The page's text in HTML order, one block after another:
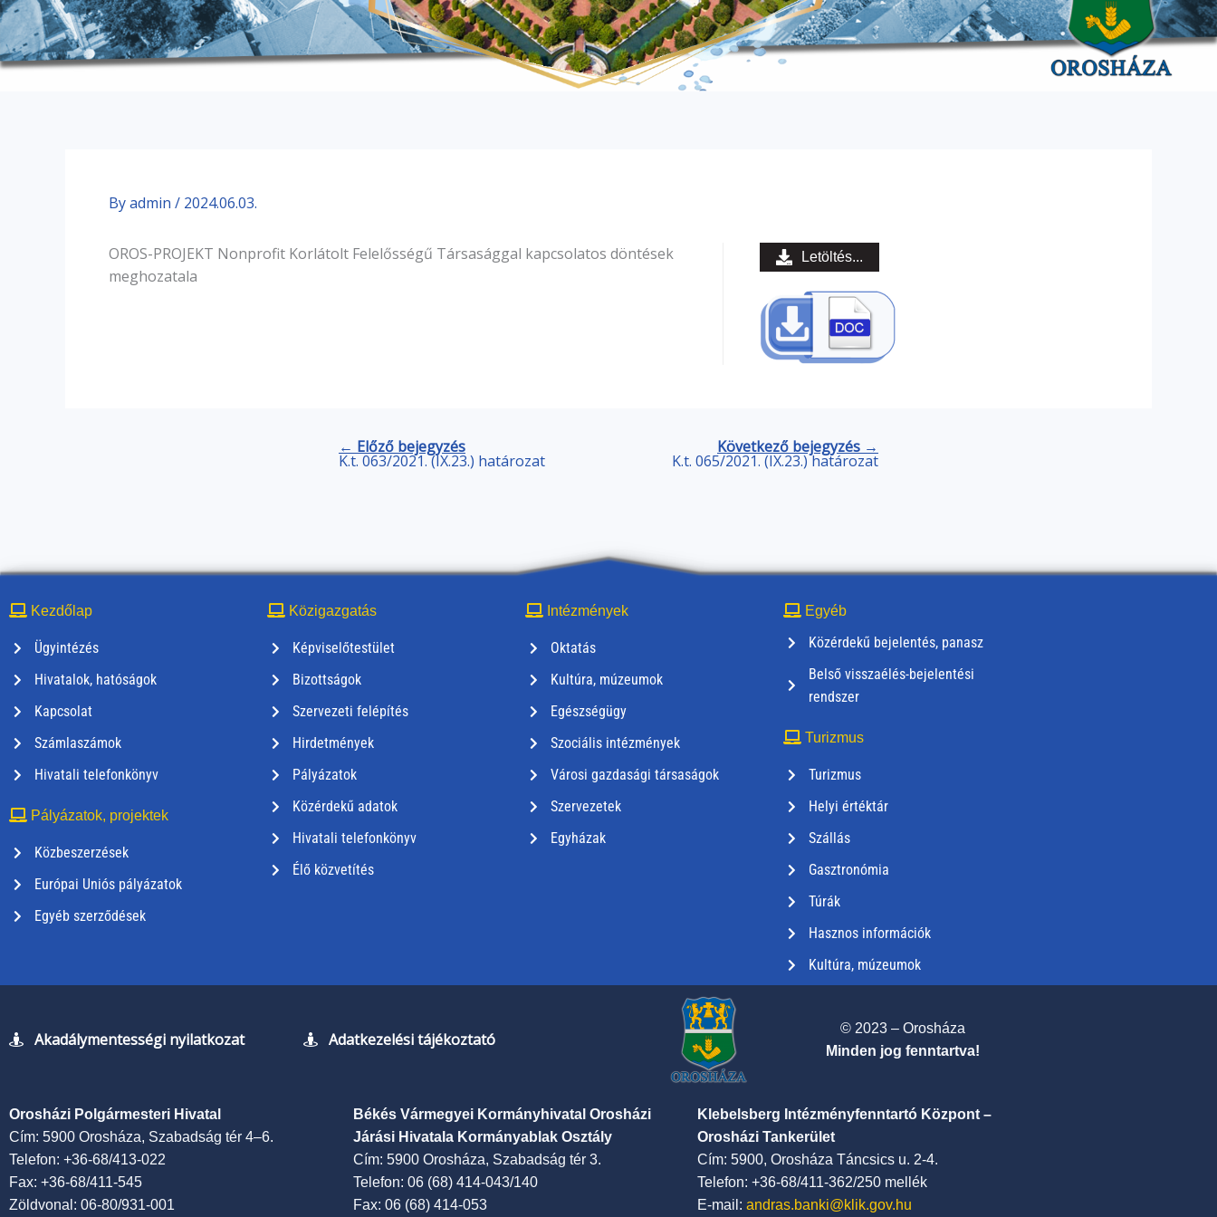
Byadmin / 2024.06.03.
OROS-PROJEKT Nonprofit Korlátolt Felelősségű Társasággal kapcsolatos döntések
meghozatala
Letöltés...
← Előző bejegyzés
K.t. 063/2021. (IX.23.) határozat
Következő bejegyzés →
K.t. 065/2021. (IX.23.) határozat
Kezdőlap
Ügyintézés
Hivatalok, hatóságok
Kapcsolat
Számlaszámok
Hivatali telefonkönyv
Pályázatok, projektek
Közbeszerzések
Európai Uniós pályázatok
Egyéb szerződések
Közigazgatás
Képviselőtestület
Bizottságok
Szervezeti felépítés
Hirdetmények
Pályázatok
Közérdekű adatok
Hivatali telefonkönyv
Élő közvetítés
Intézmények
Oktatás
Kultúra, múzeumok
Egészségügy
Szociális intézmények
Városi gazdasági társaságok
Szervezetek
Egyházak
Egyéb
Közérdekű bejelentés, panasz
Belső visszaélés-bejelentési
rendszer
Turizmus
Turizmus
Helyi értéktár
Szállás
Gasztronómia
Túrák
Hasznos információk
Kultúra, múzeumok
Akadálymentességi nyilatkozat Adatkezelési tájékoztató
© 2023 – Orosháza
Minden jog fenntartva!
Orosházi Polgármesteri Hivatal
Cím: 5900 Orosháza, Szabadság tér 4–6.
Telefon: +36-68/413-022
Fax: +36-68/411-545
Zöldvonal: 06-80/931-001
Békés Vármegyei Kormányhivatal Orosházi
Járási Hivatala Kormányablak Osztály
Cím: 5900 Orosháza, Szabadság tér 3.
Telefon: 06 (68) 414-043/140
Fax: 06 (68) 414-053
Klebelsberg Intézményfenntartó Központ –
Orosházi Tankerület
Cím: 5900, Orosháza Táncsics u. 2-4.
Telefon: +36-68/411-362/250 mellék
E-mail: andras.banki@klik.gov.hu